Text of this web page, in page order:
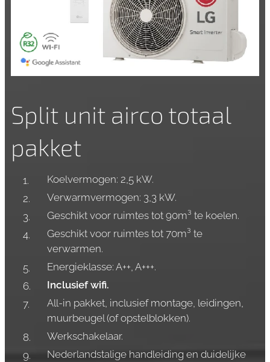
Split unit airco totaal
pakket
Koelvermogen: 2,5 kW.
Verwarmvermogen: 3,3 kW.
Geschikt voor ruimtes tot 90m³ te koelen.
Geschikt voor ruimtes tot 70m³ te
verwarmen.
Energieklasse: A++, A+++.
Inclusief wifi.
All-in pakket, inclusief montage, leidingen,
muurbeugel (of opstelblokken).
Werkschakelaar.
Nederlandstalige handleiding en duidelijke